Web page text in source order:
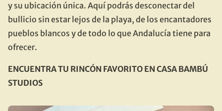
y su ubicación única. Aquí podrás desconectar del
bullicio sin estar lejos de la playa, de los encantadores
pueblos blancos y de todo lo que Andalucía tiene para
ofrecer.
ENCUENTRA TU RINCÓN FAVORITO EN CASA BAMBÚ
STUDIOS